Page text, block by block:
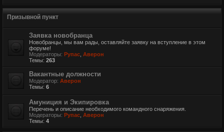
Призывной пункт
Заявка новобранца
Новобранцы, мы вам рады, оставляйте заявку на вступление в этом
форуме!
Модераторы: Рупас Аверон
Темы: 263
Вакантные должности
Модератор: Аверон
Темы: 6
Амуниция и Экипировка
Перечень и описание необходимого командного снаряжения.
Модераторы: Рупас Аверон
Темы: 4